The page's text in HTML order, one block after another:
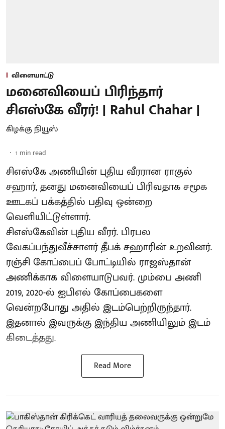
விளையாட்டு
மனைவியைப் பிரிந்தார்
சிஎஸ்கே வீரர்! | Rahul Chahar |
கிழக்கு நியூஸ்
1 min read
சிஎஸ்கே அணியின் புதிய வீரரான ராகுல்
சஹார், தனது மனைவியைப் பிரிவதாக சமூக
ஊடகப் பக்கத்தில் பதிவு ஒன்றை
வெளியிட்டுள்ளார்.
சிஎஸ்கேவின் புதிய வீரர். பிரபல
வேகப்பந்துவீச்சாளர் தீபக் சஹாரின் உறவினர்.
ரஞ்சி கோப்பைப் போட்டியில் ராஜஸ்தான்
அணிக்காக விளையாடுபவர். மும்பை அணி
2019, 2020-ல் ஐபிஎல் கோப்பைகளை
வென்றபோது அதில் இடம்பெற்றிருந்தார்.
இதனால் இவருக்கு இந்திய அணியிலும் இடம்
கிடைத்தது.
Read More